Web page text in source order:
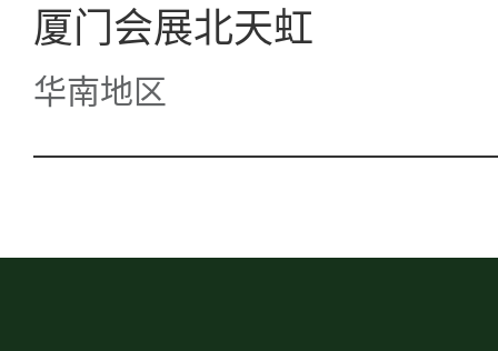
厦门会展北天虹
华南地区